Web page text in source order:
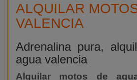
ALQUILAR
VALENCIA
Adrenalina pura,
agua valencia
Alquilar motos de